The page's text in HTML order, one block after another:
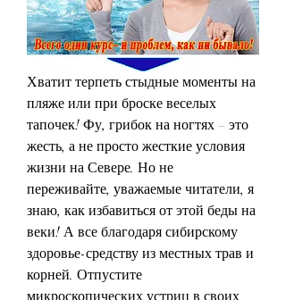
Хватит терпеть стыдные моменты на
пляже или при броске веселых
тапочек! Фу, грибок на ногтях – это
жесть, а не просто жесткие условия
жизни на Севере. Но не
переживайте, уважаемые читатели, я
знаю, как избавиться от этой беды на
веки! А все благодаря сибирскому
здоровье-средству из местных трав и
корней. Отпустите
микроскопических устриц в своих